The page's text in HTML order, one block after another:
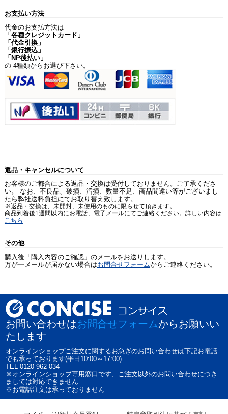
お支払い方法
代金のお支払方法は
「各種クレジットカード」
「代金引換」
「銀行振込」
「NP後払い」
の 4種類からお選び下さい。
返品・キャンセルについて
お客様のご都合による返品・交換は受付しておりません。ご了承くださ
い。 なお、不良品、破損、汚損、数量不足、商品間違い等がございまし
たら弊社送料負担にてお取り替え致します。
※返品・交換は、未開封、未使用のものに限らせて頂きます。
商品到着後1週間以内にお電話、電子メールにてご連絡ください。詳しい内容は
こちら
その他
購入後「購入内容のご確認」のメールをお送りします。
万が一メールが届かない場合はお問合せフォームからご連絡ください。
お問い合わせはお問合せフォームからお願いい
たします
オンラインショップご注文に関するお急ぎのお問い合わせは下記お電話
でも承っております(平日10:00～17:00)
TEL 0120-962-034
※オンラインショップ専用窓口です、ご注文以外のお問い合わせにつき
ましては対応できません
※お電話注文は承っておりません